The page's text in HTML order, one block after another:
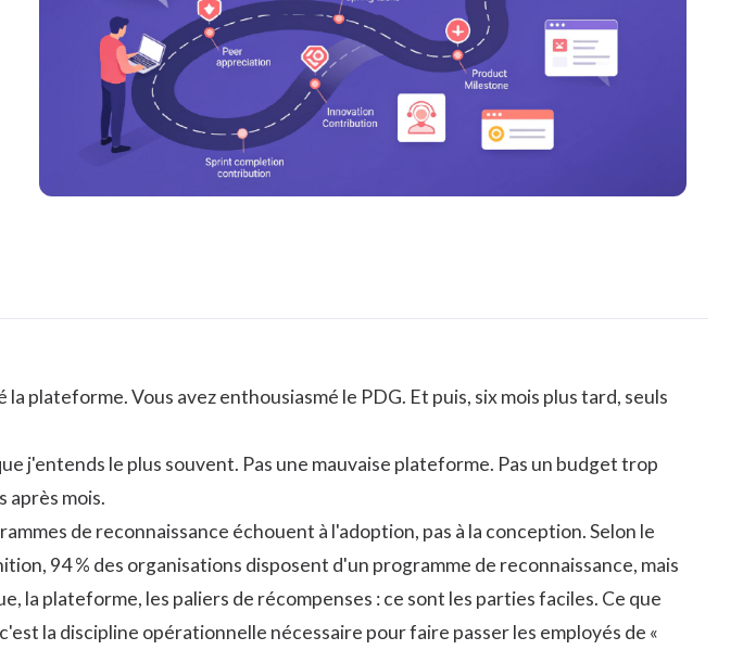
plateforme. Vous avez enthousiasmé le PDG. Et puis, six mois plus tard, seuls
j'entends le plus souvent. Pas une mauvaise plateforme. Pas un budget trop
après mois.
de reconnaissance échouent à l'adoption, pas à la conception. Selon le
, 94 % des organisations disposent d'un programme de reconnaissance, mais
la plateforme, les paliers de récompenses : ce sont les parties faciles. Ce que
la discipline opérationnelle nécessaire pour faire passer les employés de «